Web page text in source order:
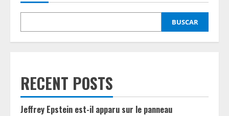
BUSCAR
RECENT POSTS
Jeffrey Epstein est-il apparu sur le panneau